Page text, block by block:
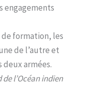
engagements
de formation, les
de l’autre et
deux armées.
l’Océan indien